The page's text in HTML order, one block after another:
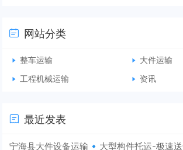
网站分类
整车运输
大件运输
工程机械运输
资讯
最近发表
宁海县大件设备运输🔹大型构件托运-极速